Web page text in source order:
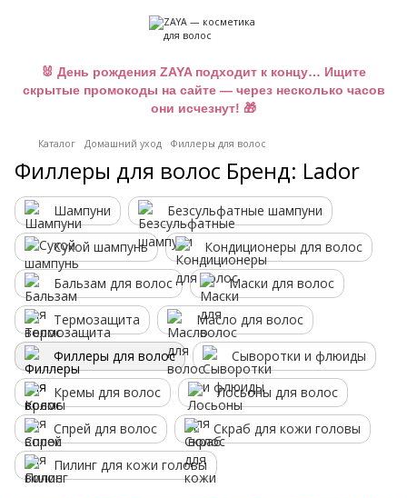
🐰 День рождения ZAYA подходит к концу… Ищите
скрытые промокоды на сайте — через несколько часов
они исчезнут! 🎁
Каталог Домашний уход Филлеры для волос
Филлеры для волос Бренд: Lador
Шампуни Безсульфатные шампуни
Сухой шампунь Кондиционеры для волос
Бальзам для волос Маски для волос
Термозащита Масло для волос
Филлеры для волос Сыворотки и флюиды
Кремы для волос Лосьоны для волос
Спрей для волос Скраб для кожи головы
Пилинг для кожи головы